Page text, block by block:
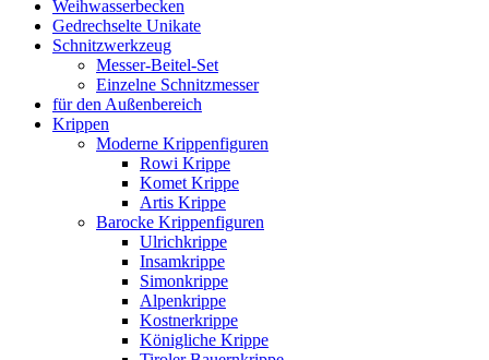
Weihwasserbecken
Gedrechselte Unikate
Schnitzwerkzeug
Messer-Beitel-Set
Einzelne Schnitzmesser
für den Außenbereich
Krippen
Moderne Krippenfiguren
Rowi Krippe
Komet Krippe
Artis Krippe
Barocke Krippenfiguren
Ulrichkrippe
Insamkrippe
Simonkrippe
Alpenkrippe
Kostnerkrippe
Königliche Krippe